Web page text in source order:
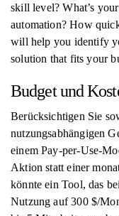
skill level? What’s
automation? How
will help you identify
solution that fits your
Budget und
Berücksichtigen Sie
nutzungsabhängigen
einem Pay-per-Use-
Aktion statt einer
könnte ein Tool, das
Nutzung auf 300 $/